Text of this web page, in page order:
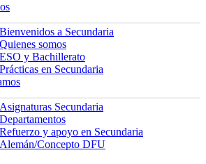
Bienvenidos a Secundaria
Quienes somos
ESO y Bachillerato
Prácticas en Secundaria
Asignaturas Secundaria
Departamentos
Refuerzo y apoyo en Secundaria
Alemán/Concepto DFU